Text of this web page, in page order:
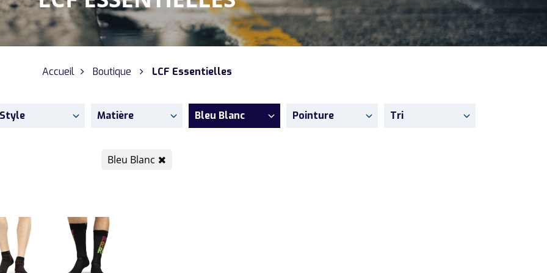
Accueil Boutique LCF Essentielles
Style Matière Bleu Blanc Pointure Tri
Bleu Blanc